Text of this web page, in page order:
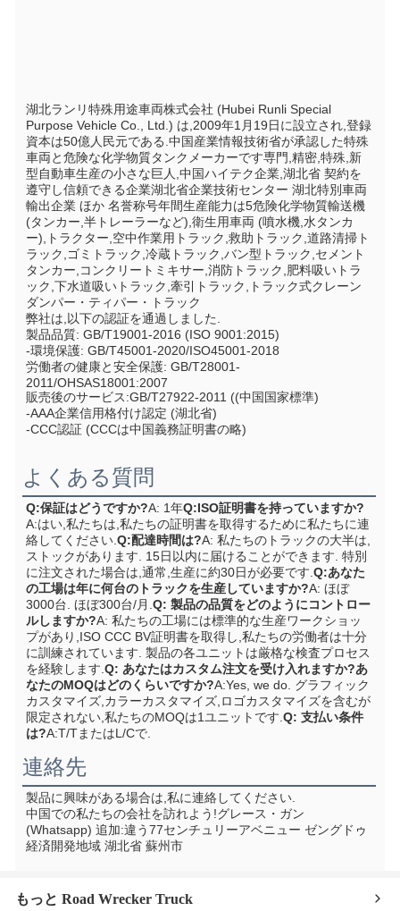
湖北ランリ特殊用途車両株式会社 (Hubei Runli Special
Purpose Vehicle Co., Ltd.) は,2009年1月19日に設立され,登録
資本は50億人民元である.中国産業情報技術省が承認した特殊
車両と危険な化学物質タンクメーカーです専門,精密,特殊,新
型自動車生産の小さな巨人,中国ハイテク企業,湖北省 契約を
遵守し信頼できる企業湖北省企業技術センター 湖北特別車両
輸出企業 ほか 名誉称号年間生産能力は5危険化学物質輸送機
(タンカー,半トレーラーなど),衛生用車両 (噴水機,水タンカ
ー),トラクター,空中作業用トラック,救助トラック,道路清掃ト
ラック,ゴミトラック,冷蔵トラック,バン型トラック,セメント
タンカー,コンクリートミキサー,消防トラック,肥料吸いトラ
ック,下水道吸いトラック,牽引トラック,トラック式クレーン
ダンパー・ティパー・トラック
弊社は,以下の認証を通過しました.
製品品質: GB/T19001-2016 (ISO 9001:2015)
-環境保護: GB/T45001-2020/ISO45001-2018
労働者の健康と安全保護: GB/T28001-
2011/OHSAS18001:2007
販売後のサービス:GB/T27922-2011 ((中国国家標準)
-AAA企業信用格付け認定 (湖北省)
-CCC認証 (CCCは中国義務証明書の略)
よくある質問
Q:保証はどうですか?A: 1年Q:ISO証明書を持っていますか?
A:はい,私たちは,私たちの証明書を取得するために私たちに連
絡してください. Q:配達時間は?A: 私たちのトラックの大半は,
ストックがあります. 15日以内に届けることができます. 特別
に注文された場合は,通常,生産に約30日が必要です. Q:あなた
の工場は年に何台のトラックを生産していますか?A: ほぼ
3000台. ほぼ300台/月. Q: 製品の品質をどのようにコントロー
ルしますか?A: 私たちの工場には標準的な生産ワークショッ
プがあり,ISO CCC BV証明書を取得し,私たちの労働者は十分
に訓練されています. 製品の各ユニットは厳格な検査プロセス
を経験します. Q: あなたはカスタム注文を受け入れますか?あ
なたのMOQはどのくらいですか?A:Yes, we do. グラフィック
カスタマイズ,カラーカスタマイズ,ロゴカスタマイズを含むが
限定されない,私たちのMOQは1ユニットです. Q: 支払い条件
は?A:T/TまたはL/Cで.
連絡先
製品に興味がある場合は,私に連絡してください.
中国での私たちの会社を訪れよう!グレース・ガン
(Whatsapp) 追加:違う77センチュリーアベニュー ゼングドゥ
経済開発地域 湖北省 蘇州市
もっと Road Wrecker Truck